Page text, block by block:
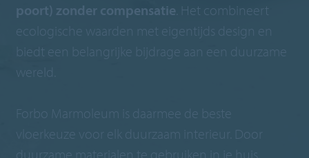
poort) zonder compensatie . Het combineert
ecologische waarden met eigentijds design en
biedt een belangrijke bijdrage aan een duurzame
wereld.
Forbo Marmoleum is daarmee de beste
vloerkeuze voor elk duurzaam interieur. Door
duurzame materialen te gebruiken in je huis,